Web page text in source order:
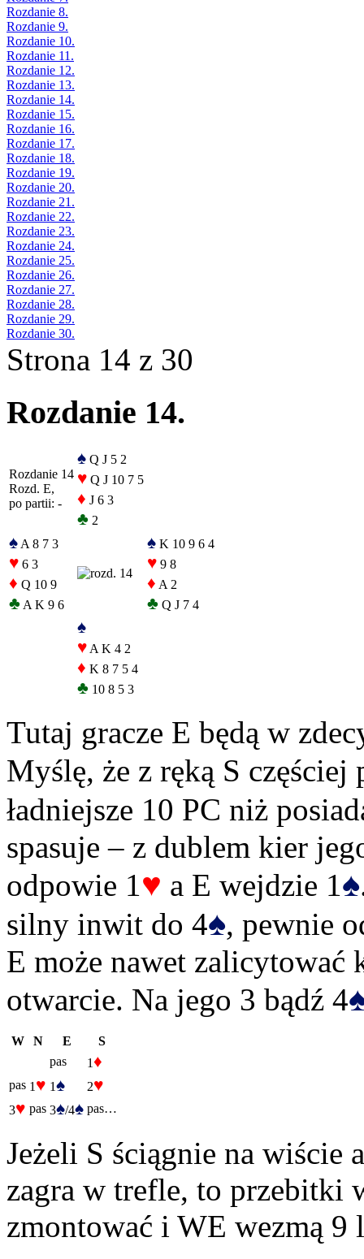
Rozdanie 8.
Rozdanie 9.
Rozdanie 10.
Rozdanie 11.
Rozdanie 12.
Rozdanie 13.
Rozdanie 14.
Rozdanie 15.
Rozdanie 16.
Rozdanie 17.
Rozdanie 18.
Rozdanie 19.
Rozdanie 20.
Rozdanie 21.
Rozdanie 22.
Rozdanie 23.
Rozdanie 24.
Rozdanie 25.
Rozdanie 26.
Rozdanie 27.
Rozdanie 28.
Rozdanie 29.
Rozdanie 30.
Strona 14 z 30
Rozdanie 14.
Rozdanie 14
Rozd. E,
po partii: -
♠ Q J 5 2
♥ Q J 10 7 5
♦ J 6 3
♣ 2
♠ A 8 7 3
♥ 6 3
♦ Q 10 9
♣ A K 9 6
♠ K 10 9 6 4
♥ 9 8
♦ A 2
♣ Q J 7 4
♠
♥ A K 4 2
♦ K 8 7 5 4
♣ 10 8 5 3
Tutaj gracze E będą w
Myślę, że z ręką S częściej
ładniejsze 10 PC niż
spasuje – z dublem kier
odpowie 1♥ a E wejdzie 1♠
silny inwit do 4♠, pewnie
E może nawet zalicytować
otwarcie. Na jego 3 bądź 4
W N E
S
pas
1♦
pas 1 ♥ 1♠ 2♥
3♥ pas 3♠/4♠ pas…
Jeżeli S ściągnie na wiście
zagra w trefle, to przebitki
zmontować i WE wezmą 9